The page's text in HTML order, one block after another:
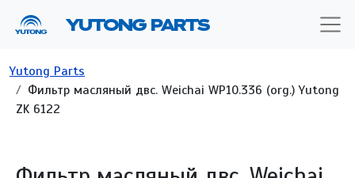
YUTONG PARTS
Строка навигации
Yutong Parts
Фильтр масляный двс. Weichai WP10.336 (org.) Yutong
ZK 6122